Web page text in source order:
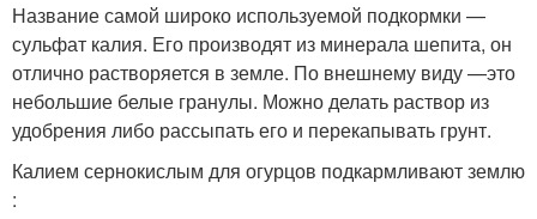
Название самой широко используемой подкормки —
сульфат калия. Его производят из минерала шепита, он
отлично растворяется в земле. По внешнему виду —это
небольшие белые гранулы. Можно делать раствор из
удобрения либо рассыпать его и перекапывать грунт.
Калием сернокислым для огурцов подкармливают землю
: